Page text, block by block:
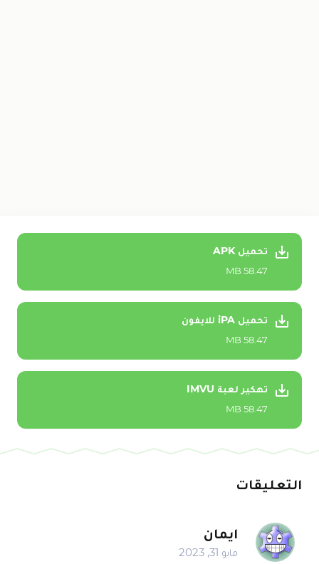
تحميل APK
58.47 MB
تحميل iPA للايفون
58.47 MB
تهكير لعبة IMVU
58.47 MB
التعليقات
ايمان
مايو 31, 2023